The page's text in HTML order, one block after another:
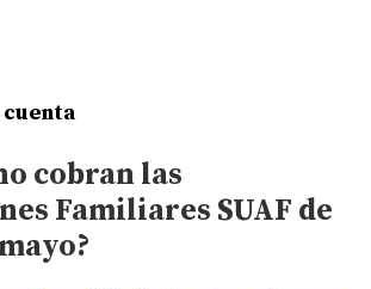
cobran las
Familiares SUAF de